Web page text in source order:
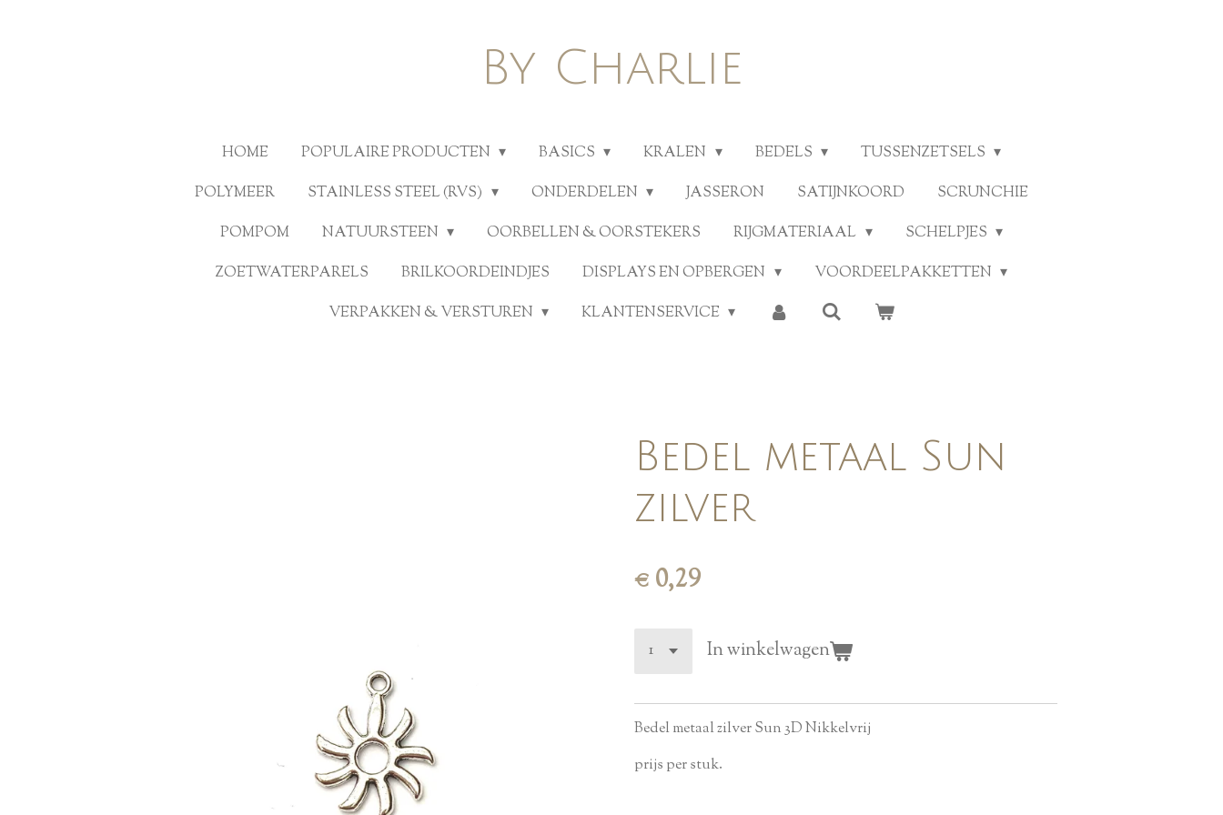
By Charlie
HOME POPULAIRE PRODUCTEN BASICS KRALEN BEDELS
TUSSENZETSELS
POLYMEER
STAINLESS STEEL (RVS) ONDERDELEN JASSERON SATIJNKOORD
SCRUNCHIE
POMPOM
NATUURSTEEN OORBELLEN & OORSTEKERS RIJGMATERIAAL
SCHELPJES
ZOETWATERPARELS
BRILKOORDEINDJES DISPLAYS EN OPBERGEN
VOORDEELPAKKETTEN
VERPAKKEN & VERSTUREN
KLANTENSERVICE
Bedel metaal Sun
zilver
€ 0,29
In winkelwagen
Bedel metaal zilver Sun 3D Nikkelvrij
prijs per stuk.